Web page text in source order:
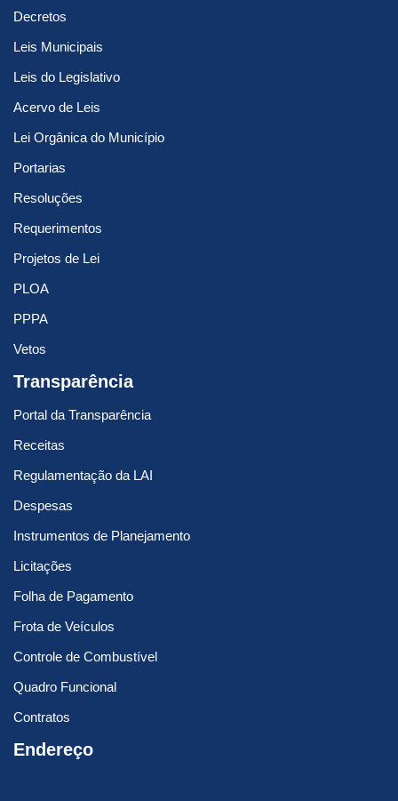
Decretos
Leis Municipais
Leis do Legislativo
Acervo de Leis
Lei Orgânica do Município
Portarias
Resoluções
Requerimentos
Projetos de Lei
PLOA
PPPA
Vetos
Transparência
Portal da Transparência
Receitas
Regulamentação da LAI
Despesas
Instrumentos de Planejamento
Licitações
Folha de Pagamento
Frota de Veículos
Controle de Combustível
Quadro Funcional
Contratos
Endereço